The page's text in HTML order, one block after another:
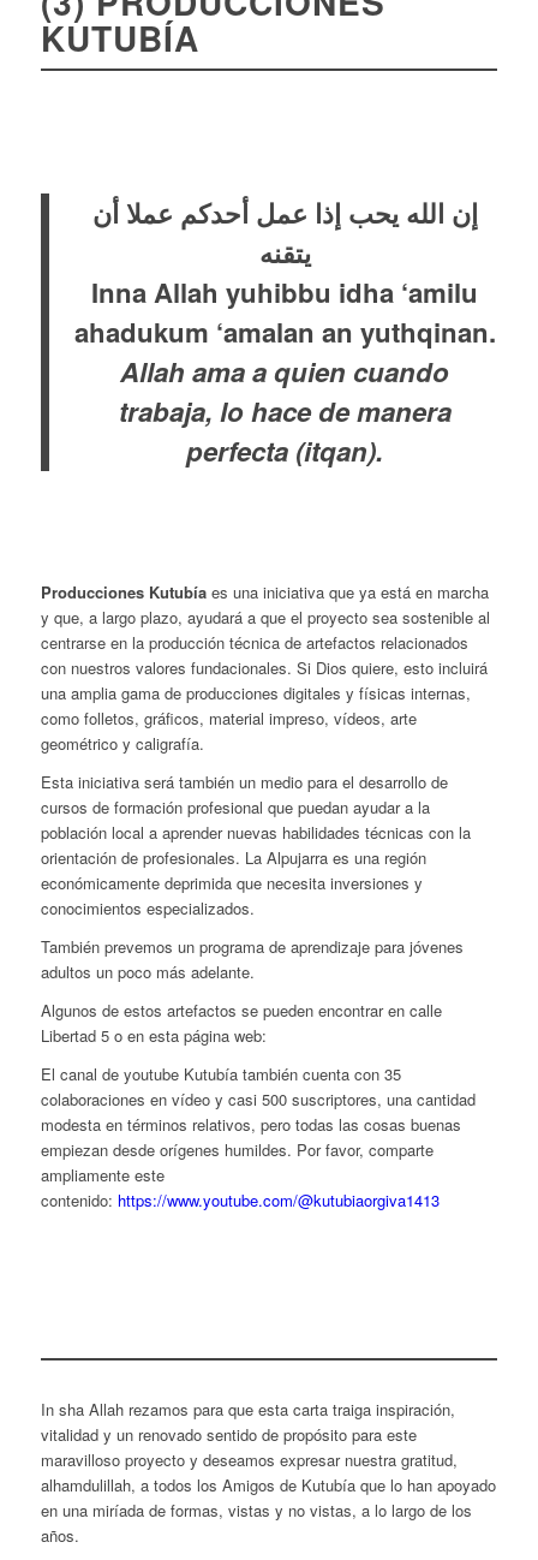
KUTUBÍA
إن الله يحب إذا عمل أحدكم عملا أن
يتقنه
Inna Allah yuhibbu idha ‘amilu
ahadukum ‘amalan an yuthqinan.
Allah ama a quien cuando
trabaja, lo hace de manera
perfecta (itqan).
Producciones Kutubíaes una iniciativa que ya está en marcha
y que, a largo plazo, ayudará a que el proyecto sea sostenible al
centrarse en la producción técnica de artefactos relacionados
con nuestros valores fundacionales. Si Dios quiere, esto incluirá
una amplia gama de producciones digitales y físicas internas,
como folletos, gráficos, material impreso, vídeos, arte
geométrico y caligrafía.
Esta iniciativa será también un medio para el desarrollo de
cursos de formación profesional que puedan ayudar a la
población local a aprender nuevas habilidades técnicas con la
orientación de profesionales. La Alpujarra es una región
económicamente deprimida que necesita inversiones y
conocimientos especializados.
También prevemos un programa de aprendizaje para jóvenes
adultos un poco más adelante.
Algunos de estos artefactos se pueden encontrar en calle
Libertad 5 o en esta página web:
El canal de youtube Kutubía también cuenta con 35
colaboraciones en vídeo y casi 500 suscriptores, una cantidad
modesta en términos relativos, pero todas las cosas buenas
empiezan desde orígenes humildes. Por favor, comparte
ampliamente este
contenido: https://www.youtube.com/@kutubiaorgiva1413
In sha Allah rezamos para que esta carta traiga inspiración,
vitalidad y un renovado sentido de propósito para este
maravilloso proyecto y deseamos expresar nuestra gratitud,
alhamdulillah, a todos los Amigos de Kutubía que lo han apoyado
en una miríada de formas, vistas y no vistas, a lo largo de los
años.